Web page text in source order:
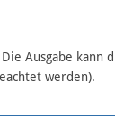
Ausgabe kann
werden).